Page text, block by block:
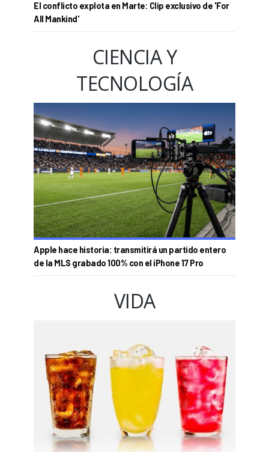
El conflicto explota en Marte: Clip exclusivo de 'For
All Mankind'
CIENCIA Y
TECNOLOGÍA
Apple hace historia: transmitirá un partido entero
de la MLS grabado 100% con el iPhone 17 Pro
VIDA